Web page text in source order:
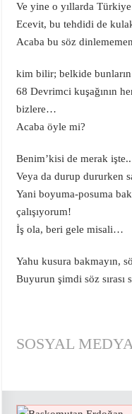
Ve yine o yıllarda
Ecevit, bu tehdidi de
Acaba bu söz
kim bilir; belkide
68 Devrimci kuşağının
bizlere…
Acaba öyle mi?
Benim’kisi de merak işte..
Veya da durup dururken
Yani boyuma-posuma
çalışıyorum!
İş ola, beri gele misali…
Yahu kusura bakmayın,
Buyurun şimdi söz sırası
SOSYAL